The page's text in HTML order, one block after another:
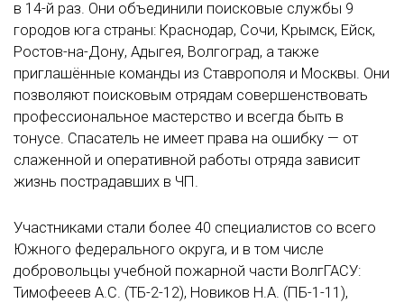
в 14-й раз. Они объединили поисковые службы 9
городов юга страны: Краснодар, Сочи, Крымск, Ейск,
Ростов-на-Дону, Адыгея, Волгоград, а также
приглашённые команды из Ставрополя и Москвы. Они
позволяют поисковым отрядам совершенствовать
профессиональное мастерство и всегда быть в
тонусе. Спасатель не имеет права на ошибку — от
слаженной и оперативной работы отряда зависит
жизнь пострадавших в ЧП.
Участниками стали более 40 специалистов со всего
Южного федерального округа, и в том числе
добровольцы учебной пожарной части ВолгГАСУ:
Тимофееев А.С. (ТБ-2-12), Новиков Н.А. (ПБ-1-11),